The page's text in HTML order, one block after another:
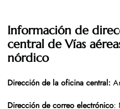
Información de
central de Vías
nórdico
Dirección de la oficina central:
Dirección de correo electrónico: